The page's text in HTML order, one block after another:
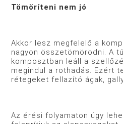
Tömöríteni nem jó
Akkor lesz megfelelő a
nagyon összetömörödni. A
komposztban leáll a
megindul a rothadás. Ezért
rétegeket fellazító ágak,
Az érési folyamaton úgy